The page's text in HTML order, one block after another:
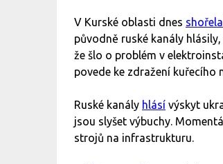
V Kurské oblasti dnes shořela
původně ruské kanály
že šlo o problém v
povede ke zdražení kuřecího
Ruské kanály hlásí výskyt
jsou slyšet výbuchy.
strojů na infrastrukturu.